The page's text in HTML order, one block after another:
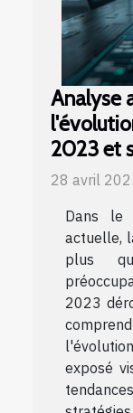
Analyse
2023 et
28 avril
Dans le
actuelle,
plus
2023
exposé